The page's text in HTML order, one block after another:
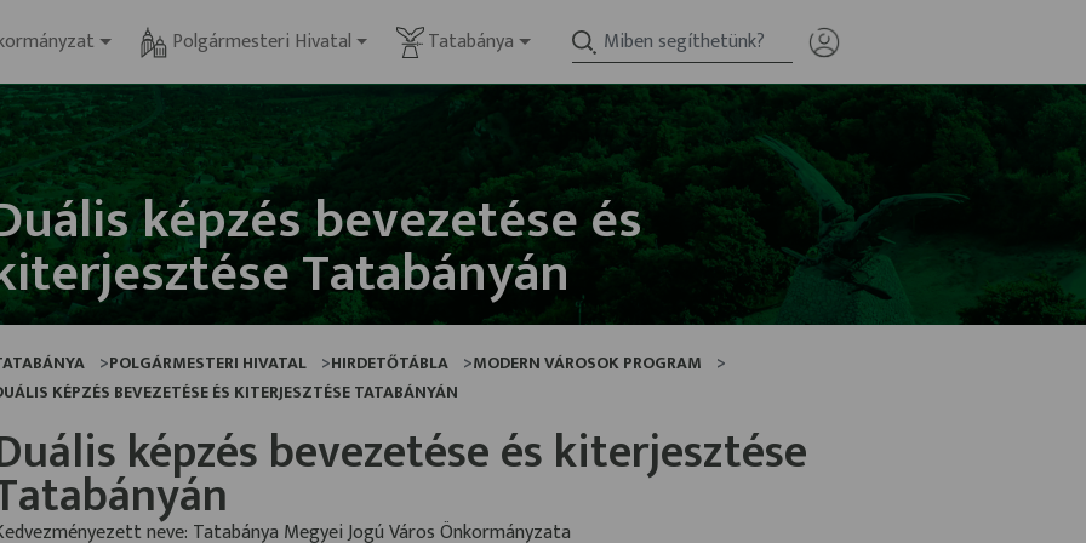
Polgármesteri Hivatal Tatabánya
képzés bevezetése és
Tatabányán
POLGÁRMESTERI HIVATAL HIRDETŐTÁBLA
MODERN VÁROSOK PROGRAM
KÉPZÉS BEVEZETÉSE ÉS KITERJESZTÉSE TATABÁNYÁN
képzés bevezetése és kiterjesztése
neve: Tatabánya Megyei Jogú Város Önkormányzata